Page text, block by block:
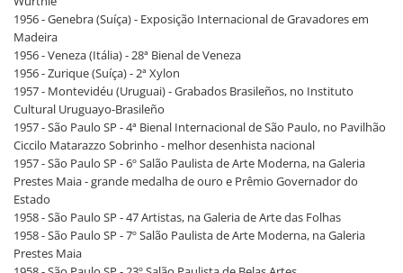
1956 - Genebra (Suíça) - Exposição Internacional de Gravadores em
Madeira
1956 - Veneza (Itália) - 28ª Bienal de Veneza
1956 - Zurique (Suíça) - 2ª Xylon
1957 - Montevidéu (Uruguai) - Grabados Brasileños, no Instituto
Cultural Uruguayo-Brasileño
1957 - São Paulo SP - 4ª Bienal Internacional de São Paulo, no Pavilhão
Ciccilo Matarazzo Sobrinho - melhor desenhista nacional
1957 - São Paulo SP - 6º Salão Paulista de Arte Moderna, na Galeria
Prestes Maia - grande medalha de ouro e Prêmio Governador do
Estado
1958 - São Paulo SP - 47 Artistas, na Galeria de Arte das Folhas
1958 - São Paulo SP - 7º Salão Paulista de Arte Moderna, na Galeria
Prestes Maia